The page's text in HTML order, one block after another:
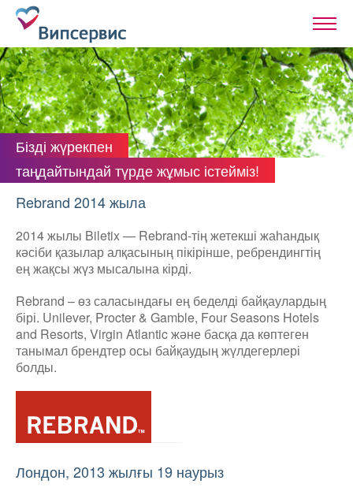
Бізді жүрекпен
таңдайтындай түрде жұмыс істейміз!
Rebrand 2014 жыла
2014 жылы Biletix — Rebrand-тің жетекші жаһандық
кәсіби қазылар алқасының пікірінше, ребрендингтің
ең жақсы жүз мысалына кірді.
Rebrand – өз саласындағы ең беделді байқаулардың
бірі. Unilever, Procter & Gamble, Four Seasons Hotels
and Resorts, Virgin Atlantic және басқа да көптеген
танымал брендтер осы байқаудың жүлдегерлері
болды.
Лондон, 2013 жылғы 19 наурыз